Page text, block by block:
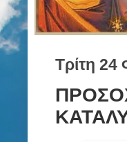
Τρίτη 24